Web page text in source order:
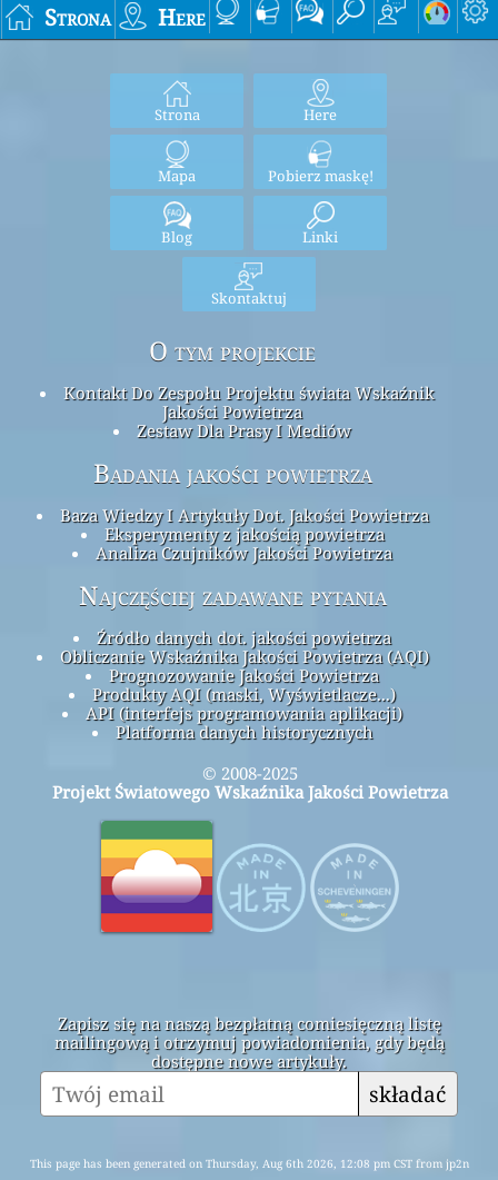
Strona Here
Strona Here
Mapa Pobierz maskę!
Blog Linki
Skontaktuj
O tym projekcie
Kontakt Do Zespołu Projektu świata Wskaźnik
Jakości Powietrza
Zestaw Dla Prasy I Mediów
Badania jakości powietrza
Baza Wiedzy I Artykuły Dot. Jakości Powietrza
Eksperymenty z jakością powietrza
Analiza Czujników Jakości Powietrza
Najczęściej zadawane pytania
Źródło danych dot. jakości powietrza
Obliczanie Wskaźnika Jakości Powietrza (AQI)
Prognozowanie Jakości Powietrza
Produkty AQI (maski, Wyświetlacze...)
API (interfejs programowania aplikacji)
Platforma danych historycznych
© 2008-2025
Projekt Światowego Wskaźnika Jakości Powietrza
Zapisz się na naszą bezpłatną comiesięczną listę
mailingową i otrzymuj powiadomienia, gdy będą
dostępne nowe artykuły.
składać
This page has been generated on Thursday, Aug 6th 2026, 12:08 pm CST from jp2n